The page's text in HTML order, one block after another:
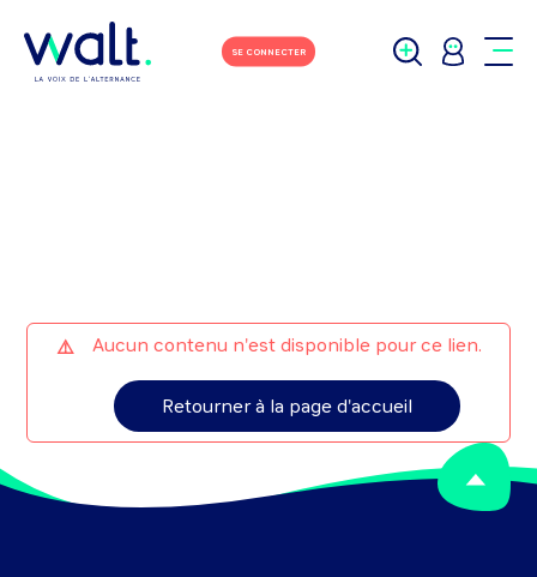
SE CONNECTER
M'écrire
Aucun contenu n'est disponible pour ce lien.
Retourner à la page d'accueil